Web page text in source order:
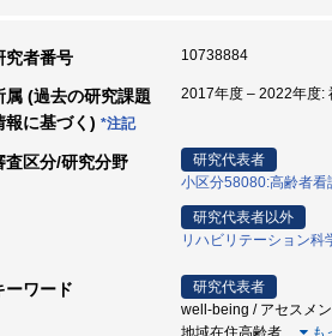
究者番号 10738884
属 (過去の研究課題
報に基づく) *注記
2017年度 – 2022年度:
査区分/研究分野
研究代表者
小区分58080:高齢者
研究代表者以外
リハビリテーション科
ーワード
研究代表者
well-being / アセスメ
地域在住高齢者
も